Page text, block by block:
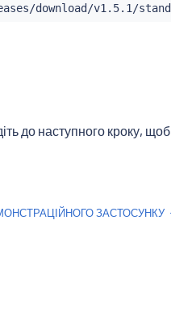
до наступного кроку, щоб
ЗАСТОСУНКУ